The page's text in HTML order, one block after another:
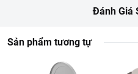
Đánh Giá
Sản phẩm tương tự